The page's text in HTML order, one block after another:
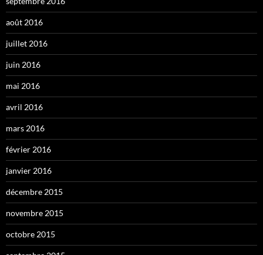
août 2016
juillet 2016
juin 2016
mai 2016
avril 2016
mars 2016
février 2016
janvier 2016
décembre 2015
novembre 2015
octobre 2015